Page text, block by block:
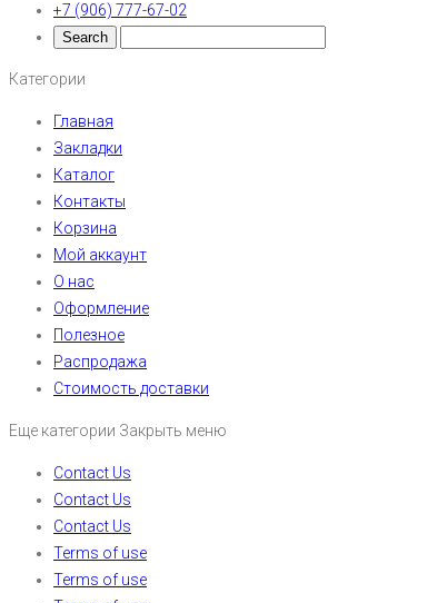
+7 (906) 777-67-02
Категории
Главная
Закладки
Каталог
Контакты
Корзина
Мой аккаунт
О нас
Оформление
Полезное
Распродажа
Стоимость доставки
Еще категории Закрыть меню
Contact Us
Contact Us
Contact Us
Terms of use
Terms of use